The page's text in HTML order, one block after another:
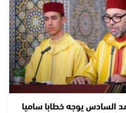
السادس يوجه خطابا ساميا